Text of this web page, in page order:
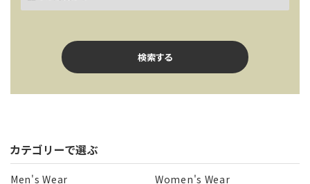
ACCOUNT MENU
ログイン 新規会員登録
検索する
キーワード
カテゴリーで選ぶ
Men's Wear
Women's Wear